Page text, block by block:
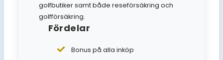
golfbutiker samt både reseförsäkring och
golfförsäkring.
Fördelar
Bonus på alla inköp